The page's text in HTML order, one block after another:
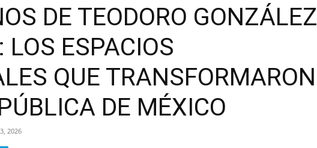
DE TEODORO GONZÁLEZ
LOS ESPACIOS
QUE TRANSFORMARON
DE MÉXICO
2026